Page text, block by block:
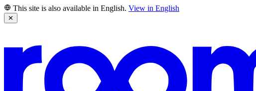
This site is also available in English. View in English
✕